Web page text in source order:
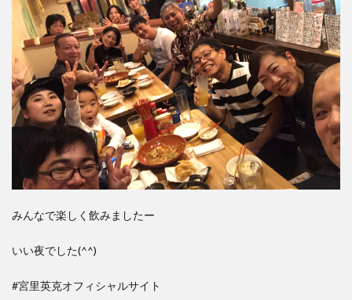
みんなで楽しく飲みましたー
いい夜でした(^^)
#宮里英克オフィシャルサイト